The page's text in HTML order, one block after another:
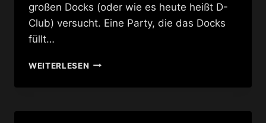
großen Docks (oder wie es heute heißt D-
Club) versucht. Eine Party, die das Docks
füllt…
WEITERLESENVALERY
OF
NIGHT